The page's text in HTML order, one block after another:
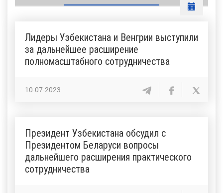
Лидеры Узбекистана и Венгрии выступили
за дальнейшее расширение
полномасштабного сотрудничества
10-07-2023
Президент Узбекистана обсудил с
Президентом Беларуси вопросы
дальнейшего расширения практического
сотрудничества